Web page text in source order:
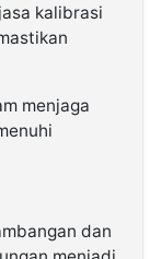
kalibrasi
menjaga
dan